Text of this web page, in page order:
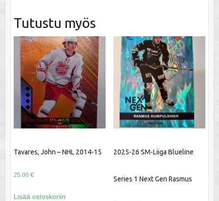
Tutustu myös
Tavares, John – NHL 2014-15
25.00 €
Lisää ostoskoriin
2025-26 SM-Liiga Blueline
Series 1 Next Gen Rasmus